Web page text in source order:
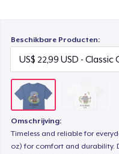
Beschikbare Producten:
Omschrijving:
Timeless and reliable for
oz) for comfort and durability.